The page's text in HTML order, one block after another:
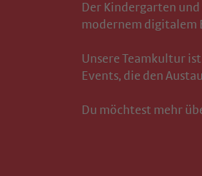
Der Kindergarten
modernem digitalem
Unsere Teamkultur
Events, die den
Du möchtest mehr